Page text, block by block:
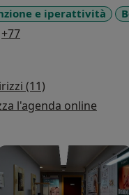
e iperattività
+77
(11)
l'agenda online